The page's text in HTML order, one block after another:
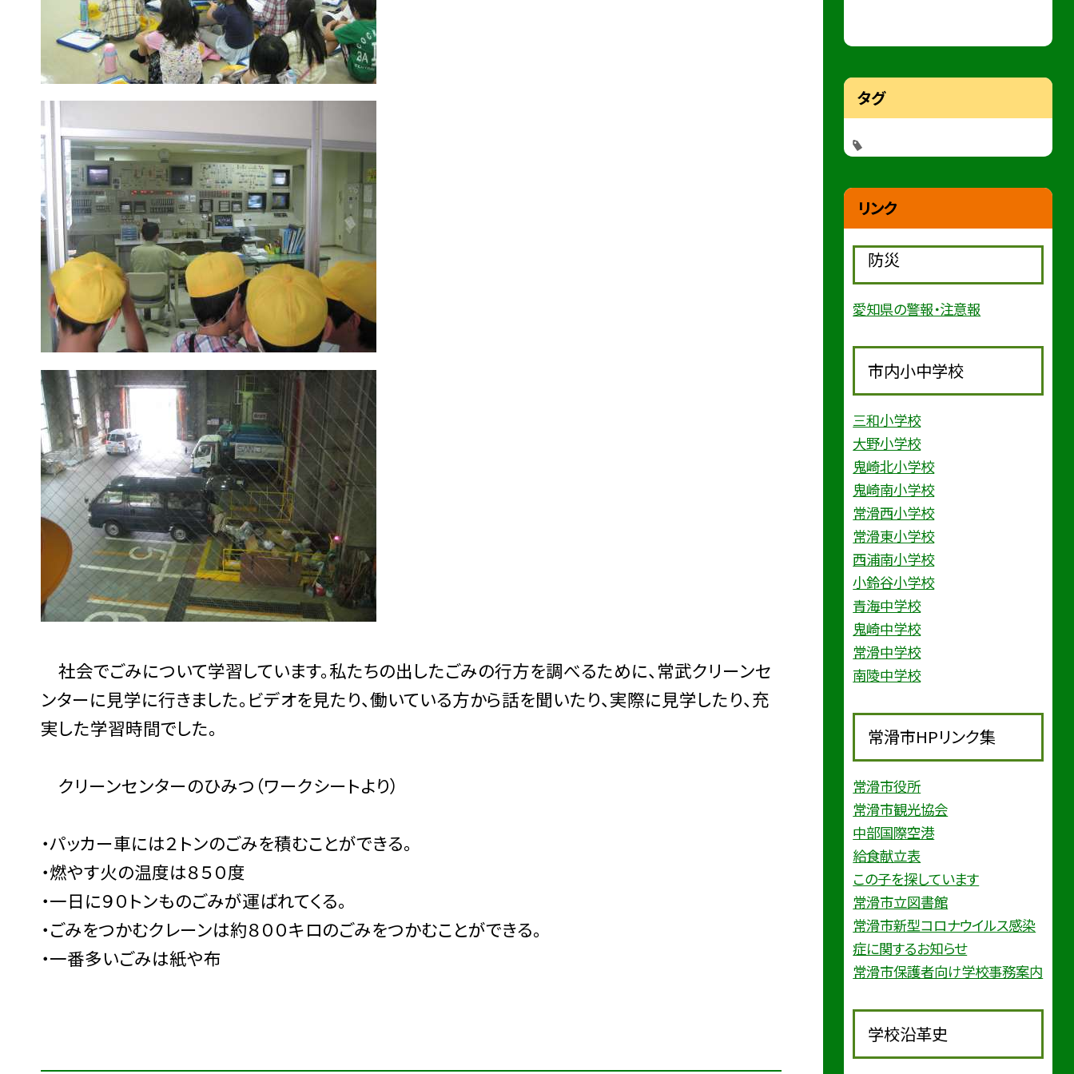
社会でごみについて学習しています。私たちの出したごみの行方を調べるために、常武クリーンセ
ンターに見学に行きました。ビデオを見たり、働いている方から話を聞いたり、実際に見学したり、充
実した学習時間でした。
クリーンセンターのひみつ（ワークシートより）
・パッカー車には２トンのごみを積むことができる。
・燃やす火の温度は８５０度
・一日に９０トンものごみが運ばれてくる。
・ごみをつかむクレーンは約８００キロのごみをつかむことができる。
・一番多いごみは紙や布
タグ
リンク
防災
愛知県の警報・注意報
市内小中学校
三和小学校
大野小学校
鬼崎北小学校
鬼崎南小学校
常滑西小学校
常滑東小学校
西浦南小学校
小鈴谷小学校
青海中学校
鬼崎中学校
常滑中学校
南陵中学校
常滑市HPリンク集
常滑市役所
常滑市観光協会
中部国際空港
給食献立表
この子を探しています
常滑市立図書館
常滑市新型コロナウイルス感染
症に関するお知らせ
常滑市保護者向け学校事務案内
学校沿革史